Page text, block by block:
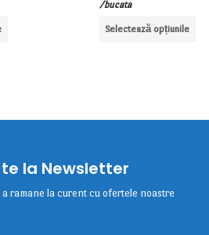
/bucata
Selectează opțiunile
la Newsletter
ramane la curent cu ofertele noastre